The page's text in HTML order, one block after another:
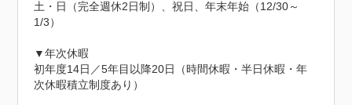
土・日（完全週休2日制）、祝日、年末年始（12/30～
1/3）
▼年次休暇
初年度14日／5年目以降20日（時間休暇・半日休暇・年
次休暇積立制度あり）